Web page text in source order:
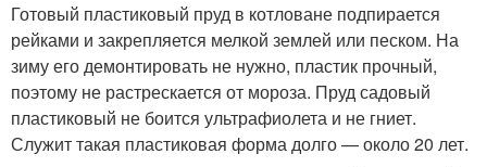
Готовый пластиковый пруд в котловане подпирается
рейками и закрепляется мелкой землей или песком. На
зиму его демонтировать не нужно, пластик прочный,
поэтому не растрескается от мороза. Пруд садовый
пластиковый не боится ультрафиолета и не гниет.
Служит такая пластиковая форма долго — около 20 лет.